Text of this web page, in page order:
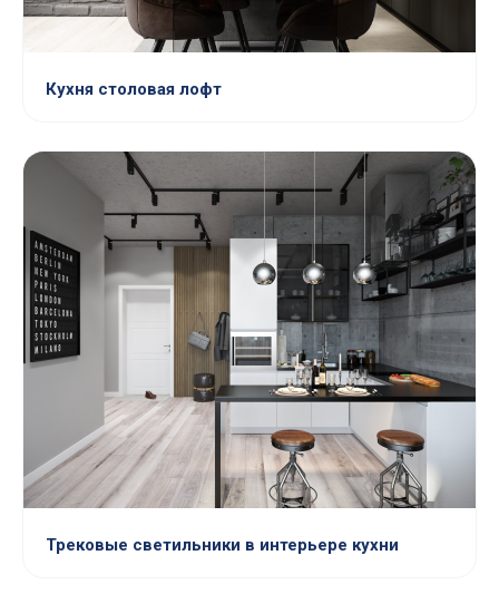
Кухня столовая лофт
Трековые светильники в интерьере кухни